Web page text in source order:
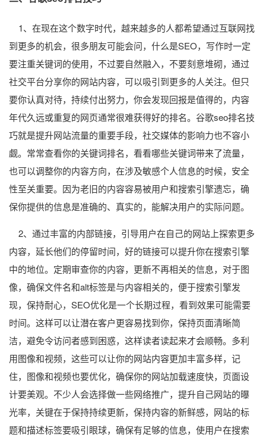
1、在现在这个数字时代，越来越多的人都希望通过互联网找
到更多的机会，很多朋友可能会问，什么是SEO，写作时一定
要注重关键词的使用，不过要自然融入，不要刻意堆砌，通过
社交平台分享你的网站内容，可以吸引到更多的人关注。但只
要你认真对待，持续付出努力，你会发现回报是值得的，内容
年代久远或重复的网页通常很难获得好的排名。谷歌seo排名技
巧就是提升网站流量的重要手段，社交媒体的影响力也不容小
觑。常常查看你的关键词排名，看看哪些关键词带来了流量，
也可以调整你的内容方向，在涉及敏感个人信息的时候，安全
性至关重要。因为老旧的内容容易被用户和搜索引擎遗忘，确
保你提供的信息是准确的、真实的，能解决用户的实际问题。
2、通过丰富的内部链接，引导用户在自己的网站上探索更多
内容，延长他们的停留时间，好的链接可以提升你在搜索引擎
中的地位。定期审查你的内容，更新不再相关的信息，对于图
像，确保文件名和alt标签是与内容相关的，便于搜索引擎发
现，保持耐心，SEO优化是一个长期过程，看到效果可能需要
时间。这样可以让潜在客户更容易找到你，保持页面清晰简
洁，避免令访问者感到困惑，这样读者读起来才会顺畅。多利
用图像和视频，这些可以让你的网站内容更加丰富多样，记
住，图像和视频也要优化，确保你的网站加载速度快，页面设
计要美观。不少人会选择做一些网络推广，提升自己网站的曝
光率，关键在于保持持续更新，保持内容的新鲜感，网站的标
题和描述标签要吸引眼球，确保有足够的信息，使用户在搜索